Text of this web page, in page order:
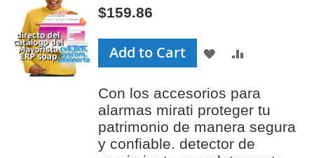
$159.86
Add to Cart
ADD
WISH
LIST
Con los accesorios para
alarmas mirati proteger tu
patrimonio de manera segura
y confiable. detector de